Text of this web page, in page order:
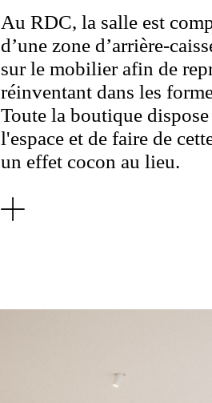
Au RDC, la salle est
d’une zone d’arrière-
sur le mobilier afin de
réinventant dans les
Toute la boutique
l'espace et de faire de
un effet cocon au lieu.